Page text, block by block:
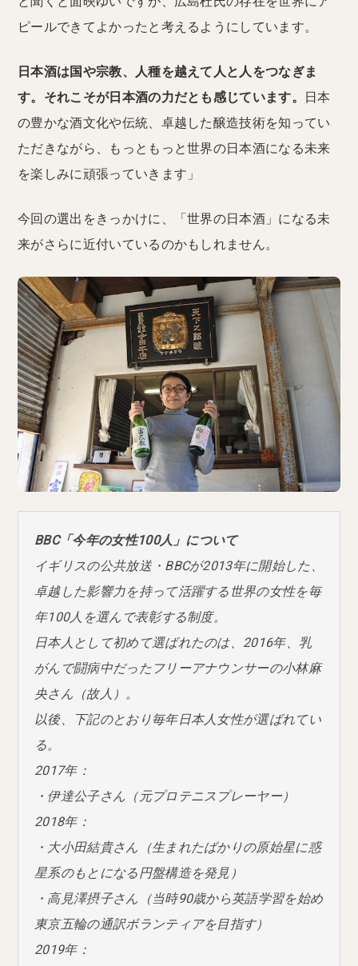
ピールできてよかったと考えるようにしています。
日本酒は国や宗教、人種を越えて人と人をつなぎま
す。それこそが日本酒の力だとも感じています。
日本
の豊かな酒文化や伝統、卓越した醸造技術を知ってい
ただきながら、もっともっと世界の日本酒になる未来
を楽しみに頑張っていきます」
今回の選出をきっかけに、「世界の日本酒」になる未
来がさらに近付いているのかもしれません。
BBC「今年の女性100人」について
イギリスの公共放送・BBCが2013年に開始した、
卓越した影響力を持って活躍する世界の女性を毎
年100人を選んで表彰する制度。
日本人として初めて選ばれたのは、2016年、乳
がんで闘病中だったフリーアナウンサーの小林麻
央さん（故人）。
以後、下記のとおり毎年日本人女性が選ばれてい
る。
2017年：
・伊達公子さん（元プロテニスプレーヤー）
2018年：
・大小田結貴さん（生まれたばかりの原始星に惑
星系のもとになる円盤構造を発見）
・高見澤摂子さん（当時90歳から英語学習を始め
東京五輪の通訳ボランティアを目指す）
2019年：